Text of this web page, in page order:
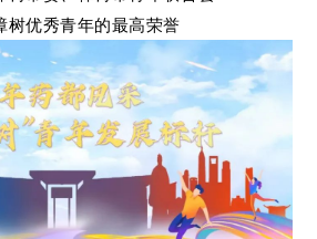
树优秀青年的最高荣誉